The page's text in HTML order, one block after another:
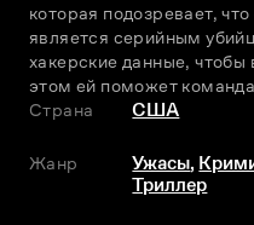
которая подозревает,
является серийным
хакерские данные, чтобы
этом ей поможет
Страна
США
Жанр Ужасы,
Триллер